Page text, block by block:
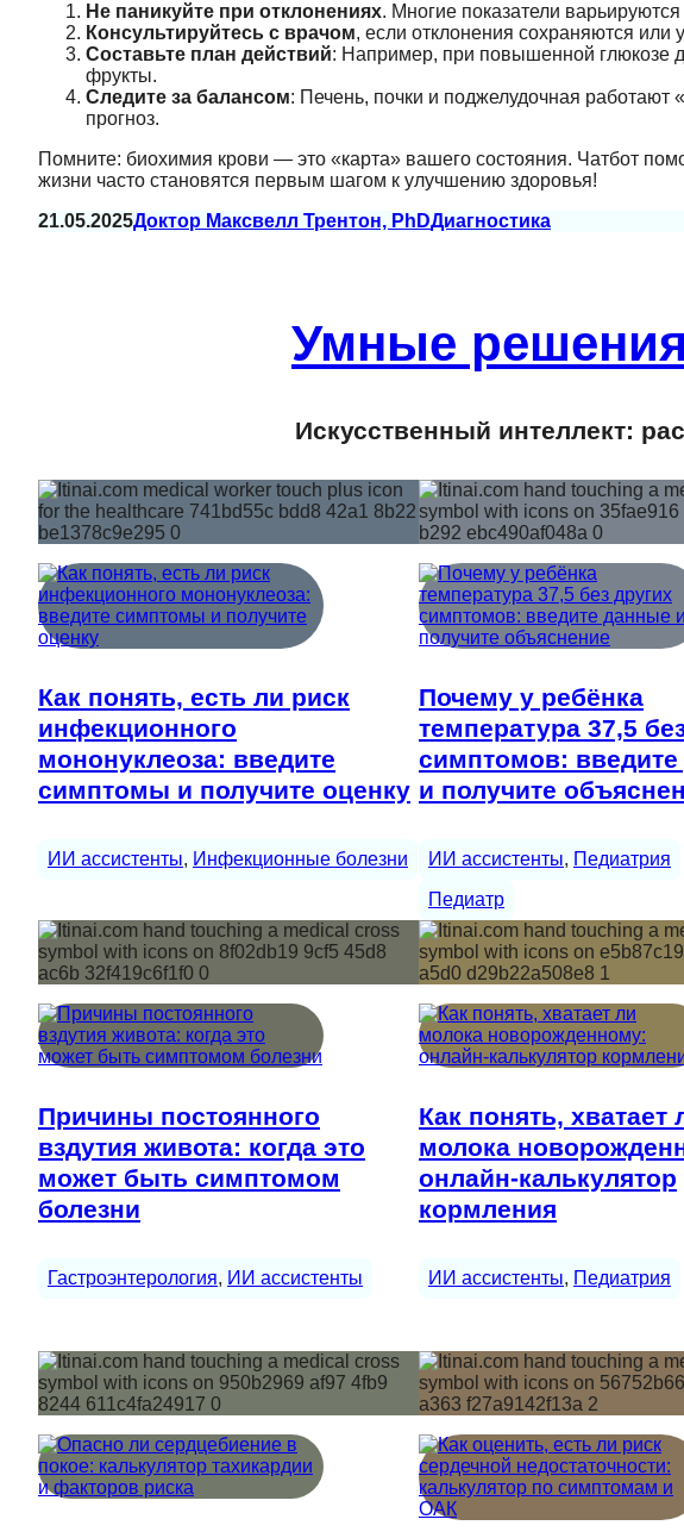
Не паникуйте при отклонениях. Многие показатели
Консультируйтесь с врачом, если отклонения сохраняются или
Составьте план действий: Например, при повышенной глюкозе
фрукты.
Следите за балансом: Печень, почки и поджелудочная
прогноз.
Помните: биохимия крови — это «карта» вашего состояния. Чатбот
жизни часто становятся первым шагом к улучшению здоровья!
21.05.2025Доктор Максвелл Трентон, PhDДиагностика
Умные
Искусственный интеллект:
Как понять, есть ли риск
инфекционного
мононуклеоза: введите
симптомы и получите оценку
ИИ ассистенты, Инфекционные болезни
Почему у ребёнка
температура 37,5
симптомов:
и получите
ИИ ассистенты, Педиатрия
Педиатр
Причины постоянного
вздутия живота: когда это
может быть симптомом
болезни
Гастроэнтерология, ИИ ассистенты
Как понять, хватает
молока
онлайн-калькулятор
кормления
ИИ ассистенты, Педиатрия